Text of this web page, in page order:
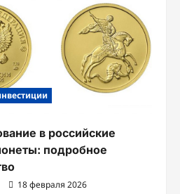
в российские
подробное
18 февраля 2026